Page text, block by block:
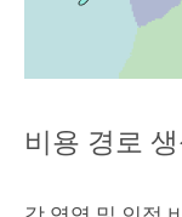
비용 경로